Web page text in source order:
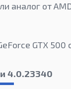
аналог от
GTX 500
4.0.23340